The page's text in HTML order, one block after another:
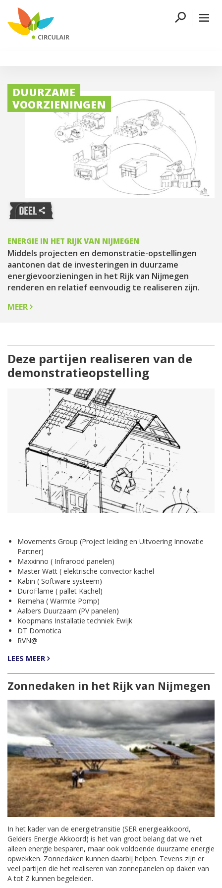
DUURZAME
VOORZIENINGEN
ENERGIE IN HET RIJK VAN NIJMEGEN
Middels projecten en demonstratie-opstellingen
aantonen dat de investeringen in duurzame
energievoorzieningen in het Rijk van Nijmegen
renderen en relatief eenvoudig te realiseren zijn.
MEER
Deze partijen realiseren van de
demonstratieopstelling
Movements Group (Project leiding en Uitvoering Innovatie
Partner)
Maxxinno ( Infrarood panelen)
Master Watt ( elektrische convector kachel
Kabin ( Software systeem)
DuroFlame ( pallet Kachel)
Remeha ( Warmte Pomp)
Aalbers Duurzaam (PV panelen)
Koopmans Installatie techniek Ewijk
DT Domotica
RVN@
LEES MEER
Zonnedaken in het Rijk van Nijmegen
In het kader van de energietransitie (SER energieakkoord,
Gelders Energie Akkoord) is het van groot belang dat we niet
alleen energie besparen, maar ook voldoende duurzame energie
opwekken. Zonnedaken kunnen daarbij helpen. Tevens zijn er
veel partijen die het realiseren van zonnepanelen op daken van
A tot Z kunnen begeleiden.